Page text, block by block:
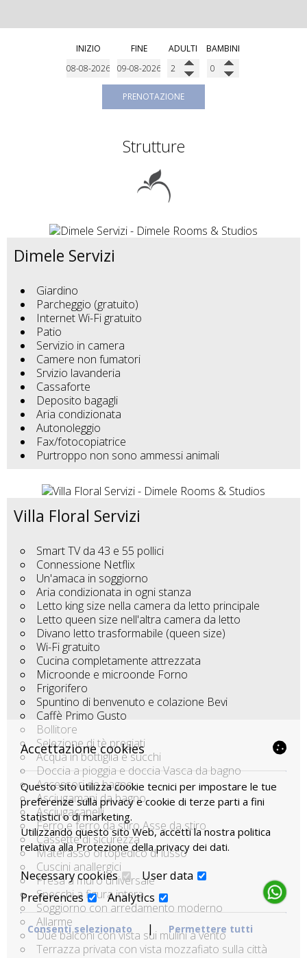
INIZIO FINE ADULTI BAMBINI
PRENOTAZIONE
Strutture
Dimele Servizi
Giardino
Parcheggio (gratuito)
Internet Wi-Fi gratuito
Patio
Servizio in camera
Camere non fumatori
Srvizio lavanderia
Cassaforte
Deposito bagagli
Aria condizionata
Autonoleggio
Fax/fotocopiatrice
Purtroppo non sono ammessi animali
Villa Floral Servizi
Smart TV da 43 e 55 pollici
Connessione Netflix
Un'amaca in soggiorno
Aria condizionata in ogni stanza
Letto king size nella camera da letto principale
Letto queen size nell'altra camera da letto
Divano letto trasformabile (queen size)
Wi-Fi gratuito
Cucina completamente attrezzata
Microonde e microonde Forno
Frigorifero
Spuntino di benvenuto e colazione Bevi
Caffè Primo Gusto
Bollitore
Selezione di tè pregiati
Acqua in bottiglia e succhi
Doccia a pioggia e doccia Vasca da bagno
Accessori da bagno
Asciugamani da bagno
Asciugacapelli
Ferro e ferro da stiro Asse da stiro
Cassette di sicurezza
Materasso ortopedico di lusso
Cuscini anallergici
Presa a muro universale
Specchi a figura intera
Soggiorno con arredamento moderno
Allarme
Due balconi con vista sui mulini a vento
Terrazza privata con vista mozzafiato sulla città
Accettazione cookies
Questo sito utilizza cookie tecnici per impostare le tue
preferenze sulla privacy e cookie di terze parti a fini
statistici o di marketing.
Utilizzando questo sito Web, accetti la nostra politica
relativa allaProtezione della privacy dei dati.
Necessary cookies
User data
Preferences
Analytics
Consenti selezionato | Permettere tutti